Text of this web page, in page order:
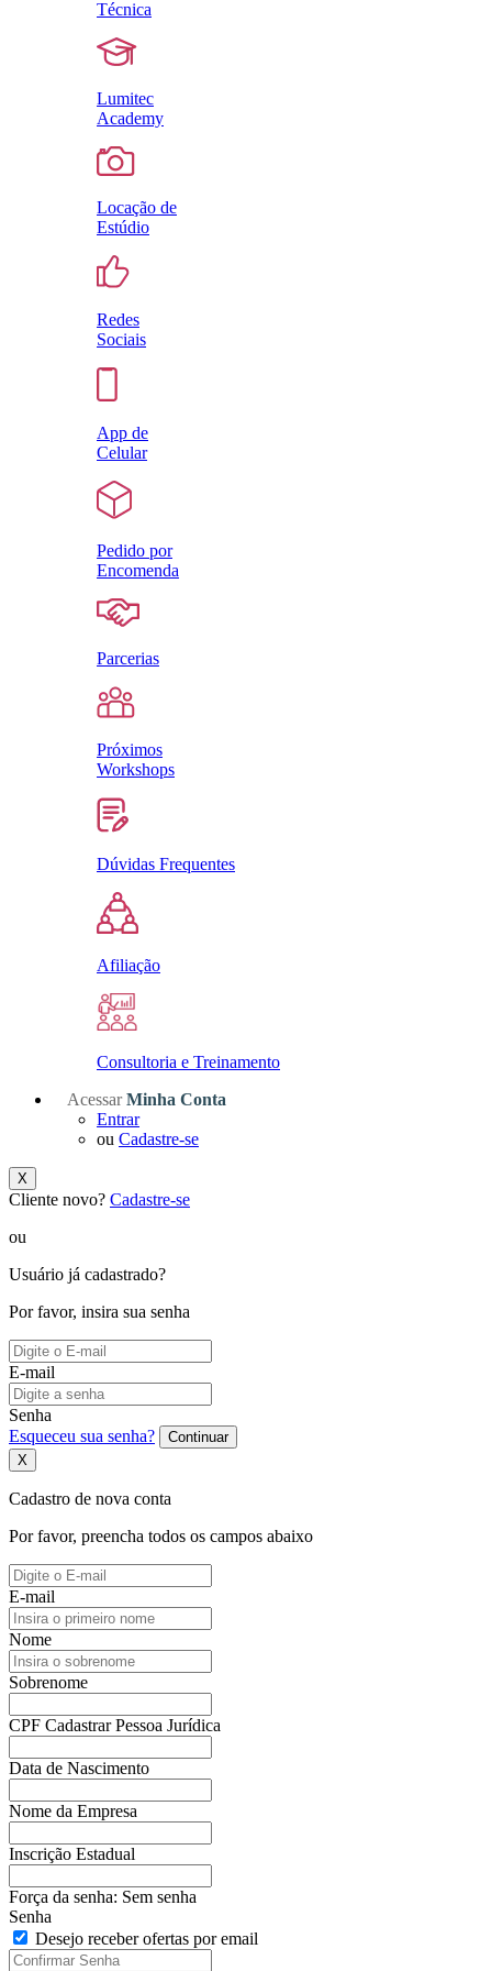
Técnica
Lumitec
Academy
Locação de
Estúdio
Redes
Sociais
App de
Celular
Pedido por
Encomenda
Parcerias
Próximos
Workshops
Dúvidas Frequentes
Afiliação
Consultoria e Treinamento
Acessar Minha Conta
Entrar
ou Cadastre-se
X
Cliente novo? Cadastre-se
ou
Usuário já cadastrado?
Por favor, insira sua senha
E-mail
Senha
Esqueceu sua senha?
Continuar
X
Cadastro de nova conta
Por favor, preencha todos os campos abaixo
E-mail
Nome
Sobrenome
CPF Cadastrar Pessoa Jurídica
Data de Nascimento
Nome da Empresa
Inscrição Estadual
Força da senha: Sem senha
Senha
Desejo receber ofertas por email